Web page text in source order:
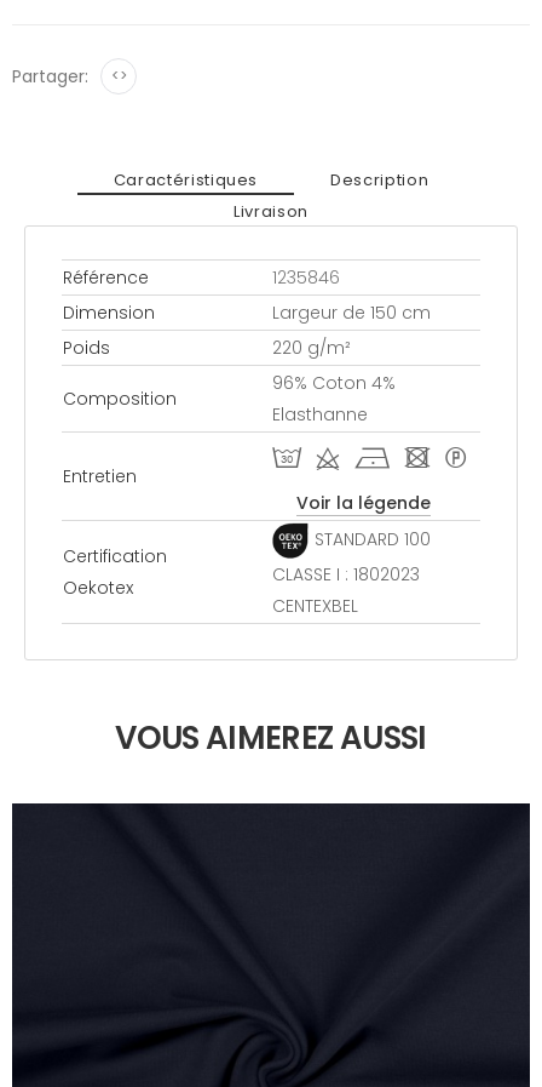
Partager: <>
Caractéristiques
Description
Livraison
Référence
1235846
Dimension
Largeur de 150 cm
Poids
220 g/m²
Composition
96% Coton 4%
Elasthanne
Entretien
T d h - *
Voir la légende
Certification
Oekotex
STANDARD 100
CLASSE I : 1802023
CENTEXBEL
VOUS AIMEREZ AUSSI